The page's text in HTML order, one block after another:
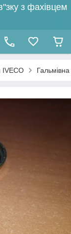
з фахівцем
IVECO